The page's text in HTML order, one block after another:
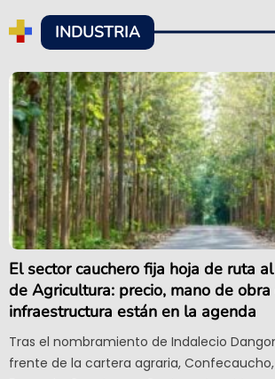
INDUSTRIA
El sector cauchero fija hoja de ruta
de Agricultura: precio, mano de obra
infraestructura están en la agenda
Tras el nombramiento de Indalecio
frente de la cartera agraria, Confecaucho,